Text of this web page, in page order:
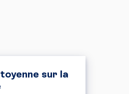
sur la